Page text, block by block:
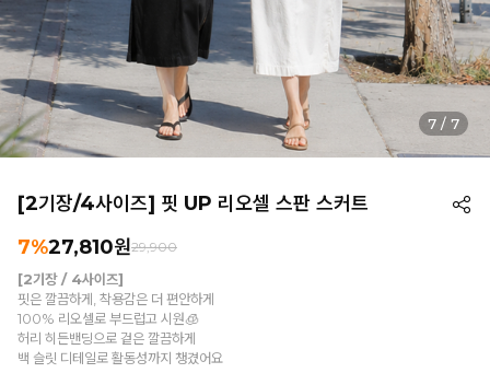
7 / 7
[2기장/4사이즈] 핏 UP 리오셀 스판 스커트
7%27,810원29,900
[2기장 / 4사이즈]
핏은 깔끔하게, 착용감은 더 편안하게
100% 리오셀로 부드럽고 시원🧊
허리 히든밴딩으로 겉은 깔끔하게
백 슬릿 디테일로 활동성까지 챙겼어요